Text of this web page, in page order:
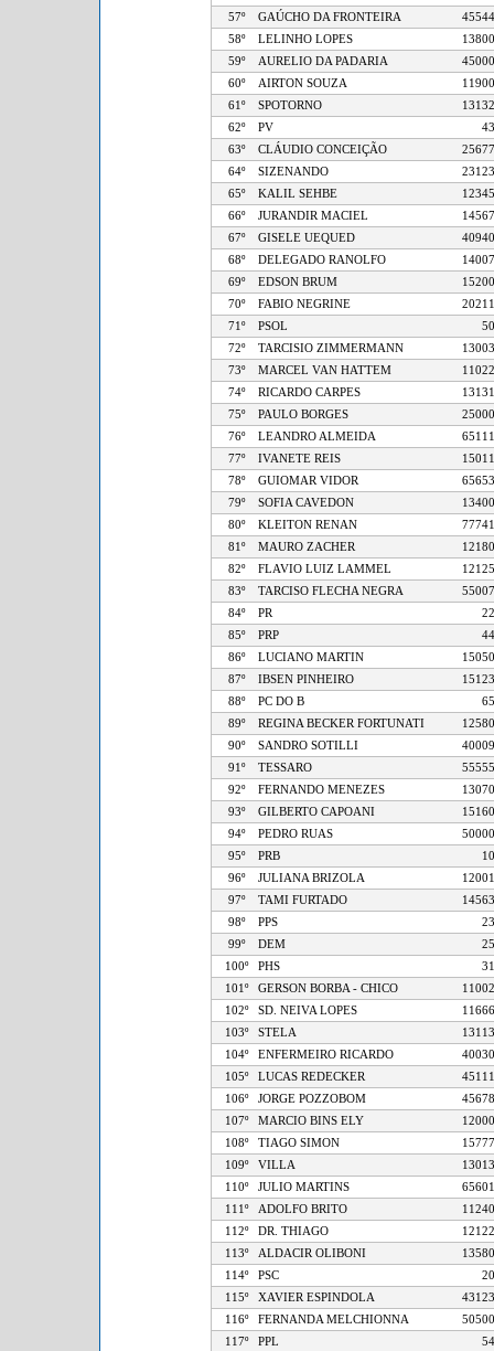
57º
GAÚCHO DA FRONTEIRA
58º
LELINHO LOPES
59º
AURELIO DA PADARIA
60º
AIRTON SOUZA
61º
SPOTORNO
62º
PV
63º
CLÁUDIO CONCEIÇÃO
64º
SIZENANDO
65º
KALIL SEHBE
66º
JURANDIR MACIEL
67º
GISELE UEQUED
68º
DELEGADO RANOLFO
69º
EDSON BRUM
70º
FABIO NEGRINE
71º
PSOL
72º
TARCISIO ZIMMERMANN
73º
MARCEL VAN HATTEM
74º
RICARDO CARPES
75º
PAULO BORGES
76º
LEANDRO ALMEIDA
77º
IVANETE REIS
78º
GUIOMAR VIDOR
79º
SOFIA CAVEDON
80º
KLEITON RENAN
81º
MAURO ZACHER
82º
FLAVIO LUIZ LAMMEL
83º
TARCISO FLECHA NEGRA
84º
PR
85º
PRP
86º
LUCIANO MARTIN
87º
IBSEN PINHEIRO
88º
PC DO B
89º
REGINA BECKER FORTUNATI
90º
SANDRO SOTILLI
91º
TESSARO
92º
FERNANDO MENEZES
93º
GILBERTO CAPOANI
94º
PEDRO RUAS
95º
PRB
96º
JULIANA BRIZOLA
97º
TAMI FURTADO
98º
PPS
99º
DEM
100º
PHS
101º
GERSON BORBA - CHICO
102º
SD. NEIVA LOPES
103º
STELA
104º
ENFERMEIRO RICARDO
105º
LUCAS REDECKER
106º
JORGE POZZOBOM
107º
MARCIO BINS ELY
108º
TIAGO SIMON
109º
VILLA
110º
JULIO MARTINS
111º
ADOLFO BRITO
112º
DR. THIAGO
113º
ALDACIR OLIBONI
114º
PSC
115º
XAVIER ESPINDOLA
116º
FERNANDA MELCHIONNA
117º
PPL